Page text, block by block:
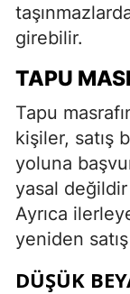
girebilir.
TAPU
Tapu
kişiler, satış
yoluna
yasal değildir
Ayrıca
yeniden
DÜŞÜK